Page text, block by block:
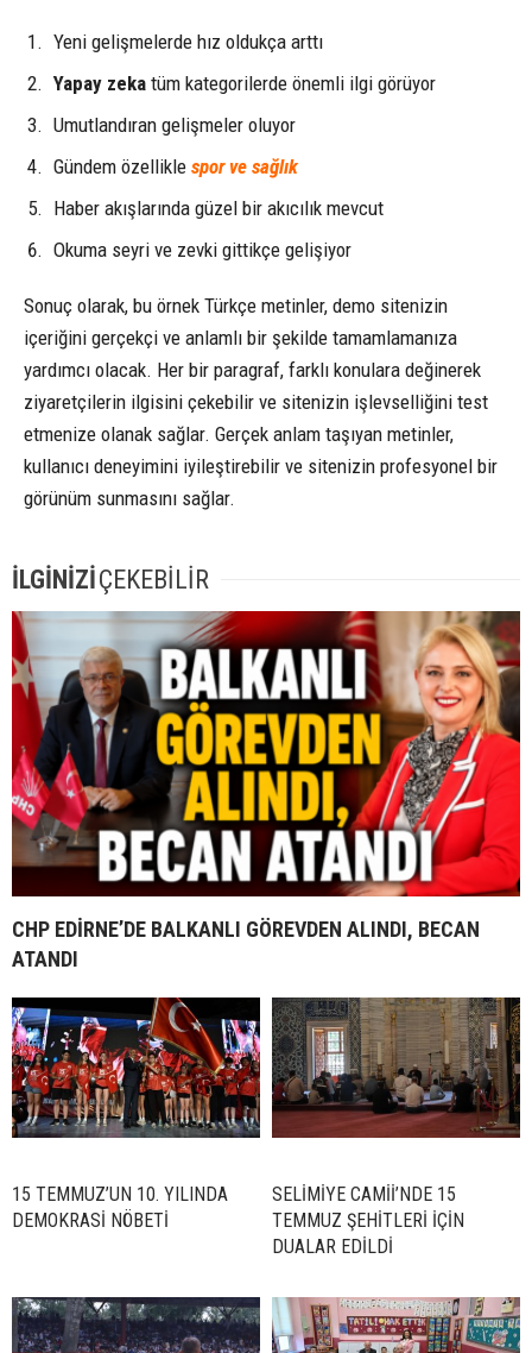
Yeni gelişmelerde hız oldukça arttı
Yapay zeka tüm kategorilerde önemli ilgi görüyor
Umutlandıran gelişmeler oluyor
Gündem özellikle spor ve sağlık
Haber akışlarında güzel bir akıcılık mevcut
Okuma seyri ve zevki gittikçe gelişiyor
Sonuç olarak, bu örnek Türkçe metinler, demo sitenizin
içeriğini gerçekçi ve anlamlı bir şekilde tamamlamanıza
yardımcı olacak. Her bir paragraf, farklı konulara değinerek
ziyaretçilerin ilgisini çekebilir ve sitenizin işlevselliğini test
etmenize olanak sağlar. Gerçek anlam taşıyan metinler,
kullanıcı deneyimini iyileştirebilir ve sitenizin profesyonel bir
görünüm sunmasını sağlar.
İLGİNİZİÇEKEBİLİR
CHP EDİRNE’DE BALKANLI GÖREVDEN ALINDI, BECAN
ATANDI
15 TEMMUZ’UN 10. YILINDA
DEMOKRASİ NÖBETİ
SELİMİYE CAMİİ’NDE 15
TEMMUZ ŞEHİTLERİ İÇİN
DUALAR EDİLDİ